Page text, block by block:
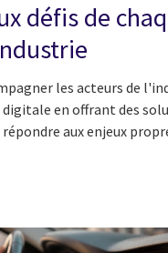
défis de
les acteurs de
en offrant des
aux enjeux